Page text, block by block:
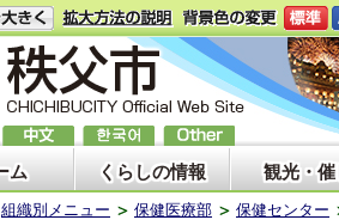
ム くらしの情報 観光・催
組織別メニュー 保健医療部 保健センター